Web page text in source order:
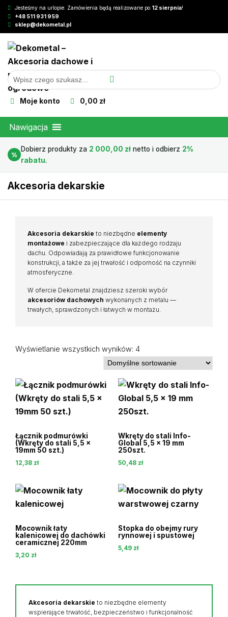
Jesteśmy na urlopie. Zamówienia będą realizowane po 12 sierpnia!
+48 511 931 959
sklep@dekometal.pl
Moje konto 0,00 zł
Nawigacja
%
Dobierz produkty za 2 000,00 złnetto i odbierz 2%
rabatu.
Akcesoria dekarskie
Akcesoria dekarskie to niezbędne elementy
montażowe i zabezpieczające dla każdego rodzaju
dachu. Odpowiadają za prawidłowe funkcjonowanie
konstrukcji, a także za jej trwałość i odporność na czynniki
atmosferyczne.
W ofercie Dekometal znajdziesz szeroki wybór
akcesoriów dachowych wykonanych z metalu —
trwałych, sprawdzonych i łatwych w montażu.
Wyświetlanie wszystkich wyników: 4
Łącznik podmurówki
(Wkręty do stali 5,5 x
19mm 50 szt.)
12,38 zł
Wkręty do stali Info-
Global 5,5 x 19 mm
250szt.
50,48 zł
Mocownik łaty
kalenicowej do dachówki
ceramicznej 220mm
3,20 zł
Stopka do obejmy rury
rynnowej i spustowej
5,49 zł
Akcesoria dekarskie to niezbędne elementy
wspierające trwałość, bezpieczeństwo i funkcjonalność